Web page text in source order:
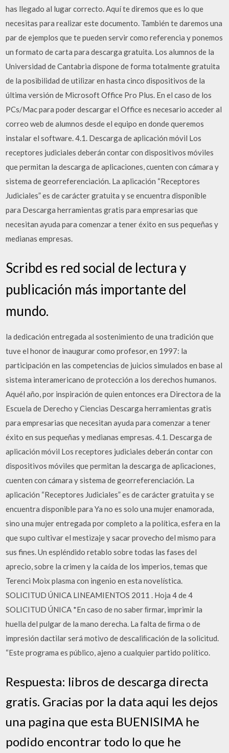
has llegado al lugar correcto. Aquí te diremos que es lo que
necesitas para realizar este documento. También te daremos una
par de ejemplos que te pueden servir como referencia y ponemos
un formato de carta para descarga gratuita. Los alumnos de la
Universidad de Cantabria dispone de forma totalmente gratuita
de la posibilidad de utilizar en hasta cinco dispositivos de la
última versión de Microsoft Office Pro Plus. En el caso de los
PCs/Mac para poder descargar el Office es necesario acceder al
correo web de alumnos desde el equipo en donde queremos
instalar el software. 4.1. Descarga de aplicación móvil Los
receptores judiciales deberán contar con dispositivos móviles
que permitan la descarga de aplicaciones, cuenten con cámara y
sistema de georreferenciación. La aplicación “Receptores
Judiciales” es de carácter gratuita y se encuentra disponible
para Descarga herramientas gratis para empresarias que
necesitan ayuda para comenzar a tener éxito en sus pequeñas y
medianas empresas.
Scribd es red social de lectura y
publicación más importante del
mundo.
la dedicación entregada al sostenimiento de una tradición que
tuve el honor de inaugurar como profesor, en 1997: la
participación en las competencias de juicios simulados en base al
sistema interamericano de protección a los derechos humanos.
Aquél año, por inspiración de quien entonces era Directora de la
Escuela de Derecho y Ciencias Descarga herramientas gratis
para empresarias que necesitan ayuda para comenzar a tener
éxito en sus pequeñas y medianas empresas. 4.1. Descarga de
aplicación móvil Los receptores judiciales deberán contar con
dispositivos móviles que permitan la descarga de aplicaciones,
cuenten con cámara y sistema de georreferenciación. La
aplicación “Receptores Judiciales” es de carácter gratuita y se
encuentra disponible para Ya no es solo una mujer enamorada,
sino una mujer entregada por completo a la política, esfera en la
que supo cultivar el mestizaje y sacar provecho del mismo para
sus fines. Un espléndido retablo sobre todas las fases del
aprecio, sobre la crimen y la caída de los imperios, temas que
Terenci Moix plasma con ingenio en esta novelística.
SOLICITUD ÚNICA LINEAMIENTOS 2011 . Hoja 4 de 4
SOLICITUD ÚNICA *En caso de no saber ﬁrmar, imprimir la
huella del pulgar de la mano derecha. La falta de ﬁrma o de
impresión dactilar será motivo de descaliﬁcación de la solicitud.
“Este programa es público, ajeno a cualquier partido político.
Respuesta: libros de descarga directa
gratis. Gracias por la data aqui les dejos
una pagina que esta BUENISIMA he
podido encontrar todo lo que he